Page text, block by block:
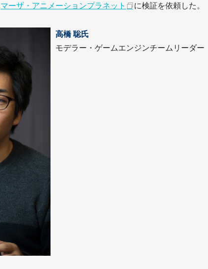
マーザ・アニメーションプラネット に検証を依頼した。
高橋 聡氏
モデラー・ゲームエンジンチームリーダー